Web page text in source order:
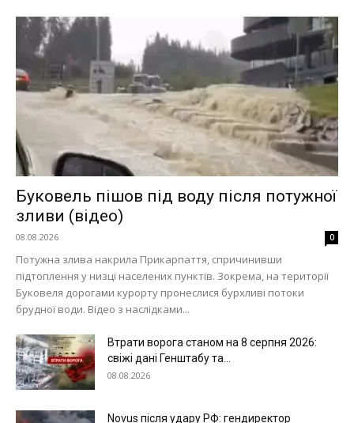
Буковель пішов під воду після потужної
зливи (відео)
08.08.2026 0
Потужна злива накрила Прикарпаття, спричинивши
підтоплення у низці населених пунктів. Зокрема, на території
Буковеля дорогами курорту пронеслися бурхливі потоки
брудної води. Відео з наслідками...
Втрати ворога станом на 8 серпня 2026:
свіжі дані Генштабу та...
08.08.2026
Novus після удару РФ: гендиректор